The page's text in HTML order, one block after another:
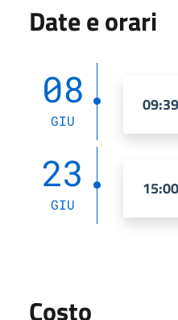
Date e orari
08
GIU
23
GIU
Costo